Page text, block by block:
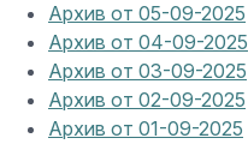
Архив от 05-09-2025
Архив от 04-09-2025
Архив от 03-09-2025
Архив от 02-09-2025
Архив от 01-09-2025